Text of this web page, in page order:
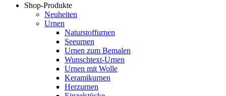
Shop-Produkte
Neuheiten
Urnen
Naturstoffurnen
Seeurnen
Urnen zum Bemalen
Wunschtext-Urnen
Urnen mit Wolle
Keramikurnen
Herzurnen